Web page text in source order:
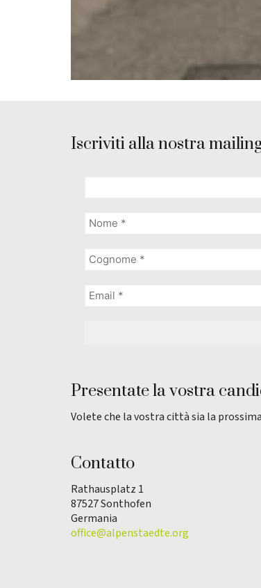
Iscriviti alla nostra
Presentate la vostra
Volete che la vostra città sia la
Contatto
Rathausplatz 1
87527 Sonthofen
Germania
office@alpenstaedte.org